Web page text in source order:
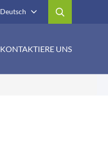
Deutsch
KONTAKTIERE UNS